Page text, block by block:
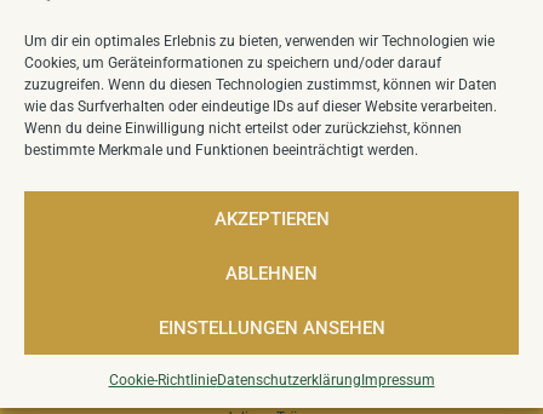
Um dir ein optimales Erlebnis zu bieten, verwenden wir Technologien wie
Cookies, um Geräteinformationen zu speichern und/oder darauf
zuzugreifen. Wenn du diesen Technologien zustimmst, können wir Daten
wie das Surfverhalten oder eindeutige IDs auf dieser Website verarbeiten.
Wenn du deine Einwilligung nicht erteilst oder zurückziehst, können
bestimmte Merkmale und Funktionen beeinträchtigt werden.
AKZEPTIEREN
ABLEHNEN
EINSTELLUNGEN ANSEHEN
Cookie-RichtlinieDatenschutzerklärung Impressum
Folgen Sie uns auf unseren Kanälen:
Wettbewerb"Unser Dorf hat Zukunft":
Besucher heute,7,202Besucher insgesamt.
IMPRESSUM DATENSCHUTZERKLÄRUNGCOOKIE-RICHTLINIE (EU)
© 2026 Ruppendorf, Alle Rechte vorbehalten